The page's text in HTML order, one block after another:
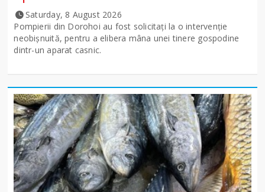
Saturday, 8 August 2026
Pompierii din Dorohoi au fost solicitați la o intervenție
neobișnuită, pentru a elibera mâna unei tinere gospodine
dintr-un aparat casnic.